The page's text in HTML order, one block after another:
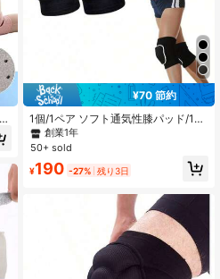
ー
ー
ー
ー
¥70 節約
1個/1ペア ソフト通気性膝パッド/1セ
ット 膝パッドとリストガードの組み
合わせ、膝保護スリーブ、フィット
ポーツ膝パッド、ジム膝パッド
創業1年
50+ sold
¥190 -27% 残り3日